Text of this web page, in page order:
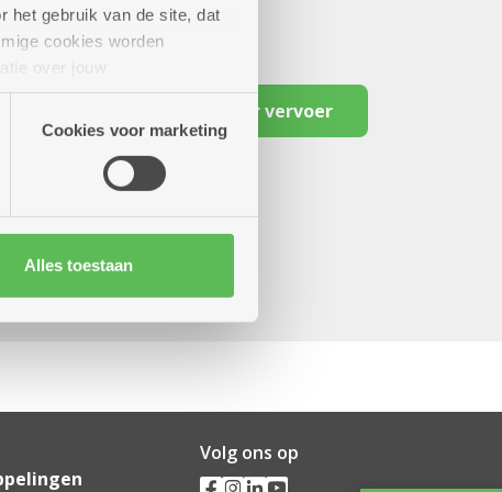
het gebruik van de site, dat
cookies worden
over jouw
kunnen deze gegevens
Cookies voor marketing
Alles toestaan
Reserveer vervoer
Volg ons op